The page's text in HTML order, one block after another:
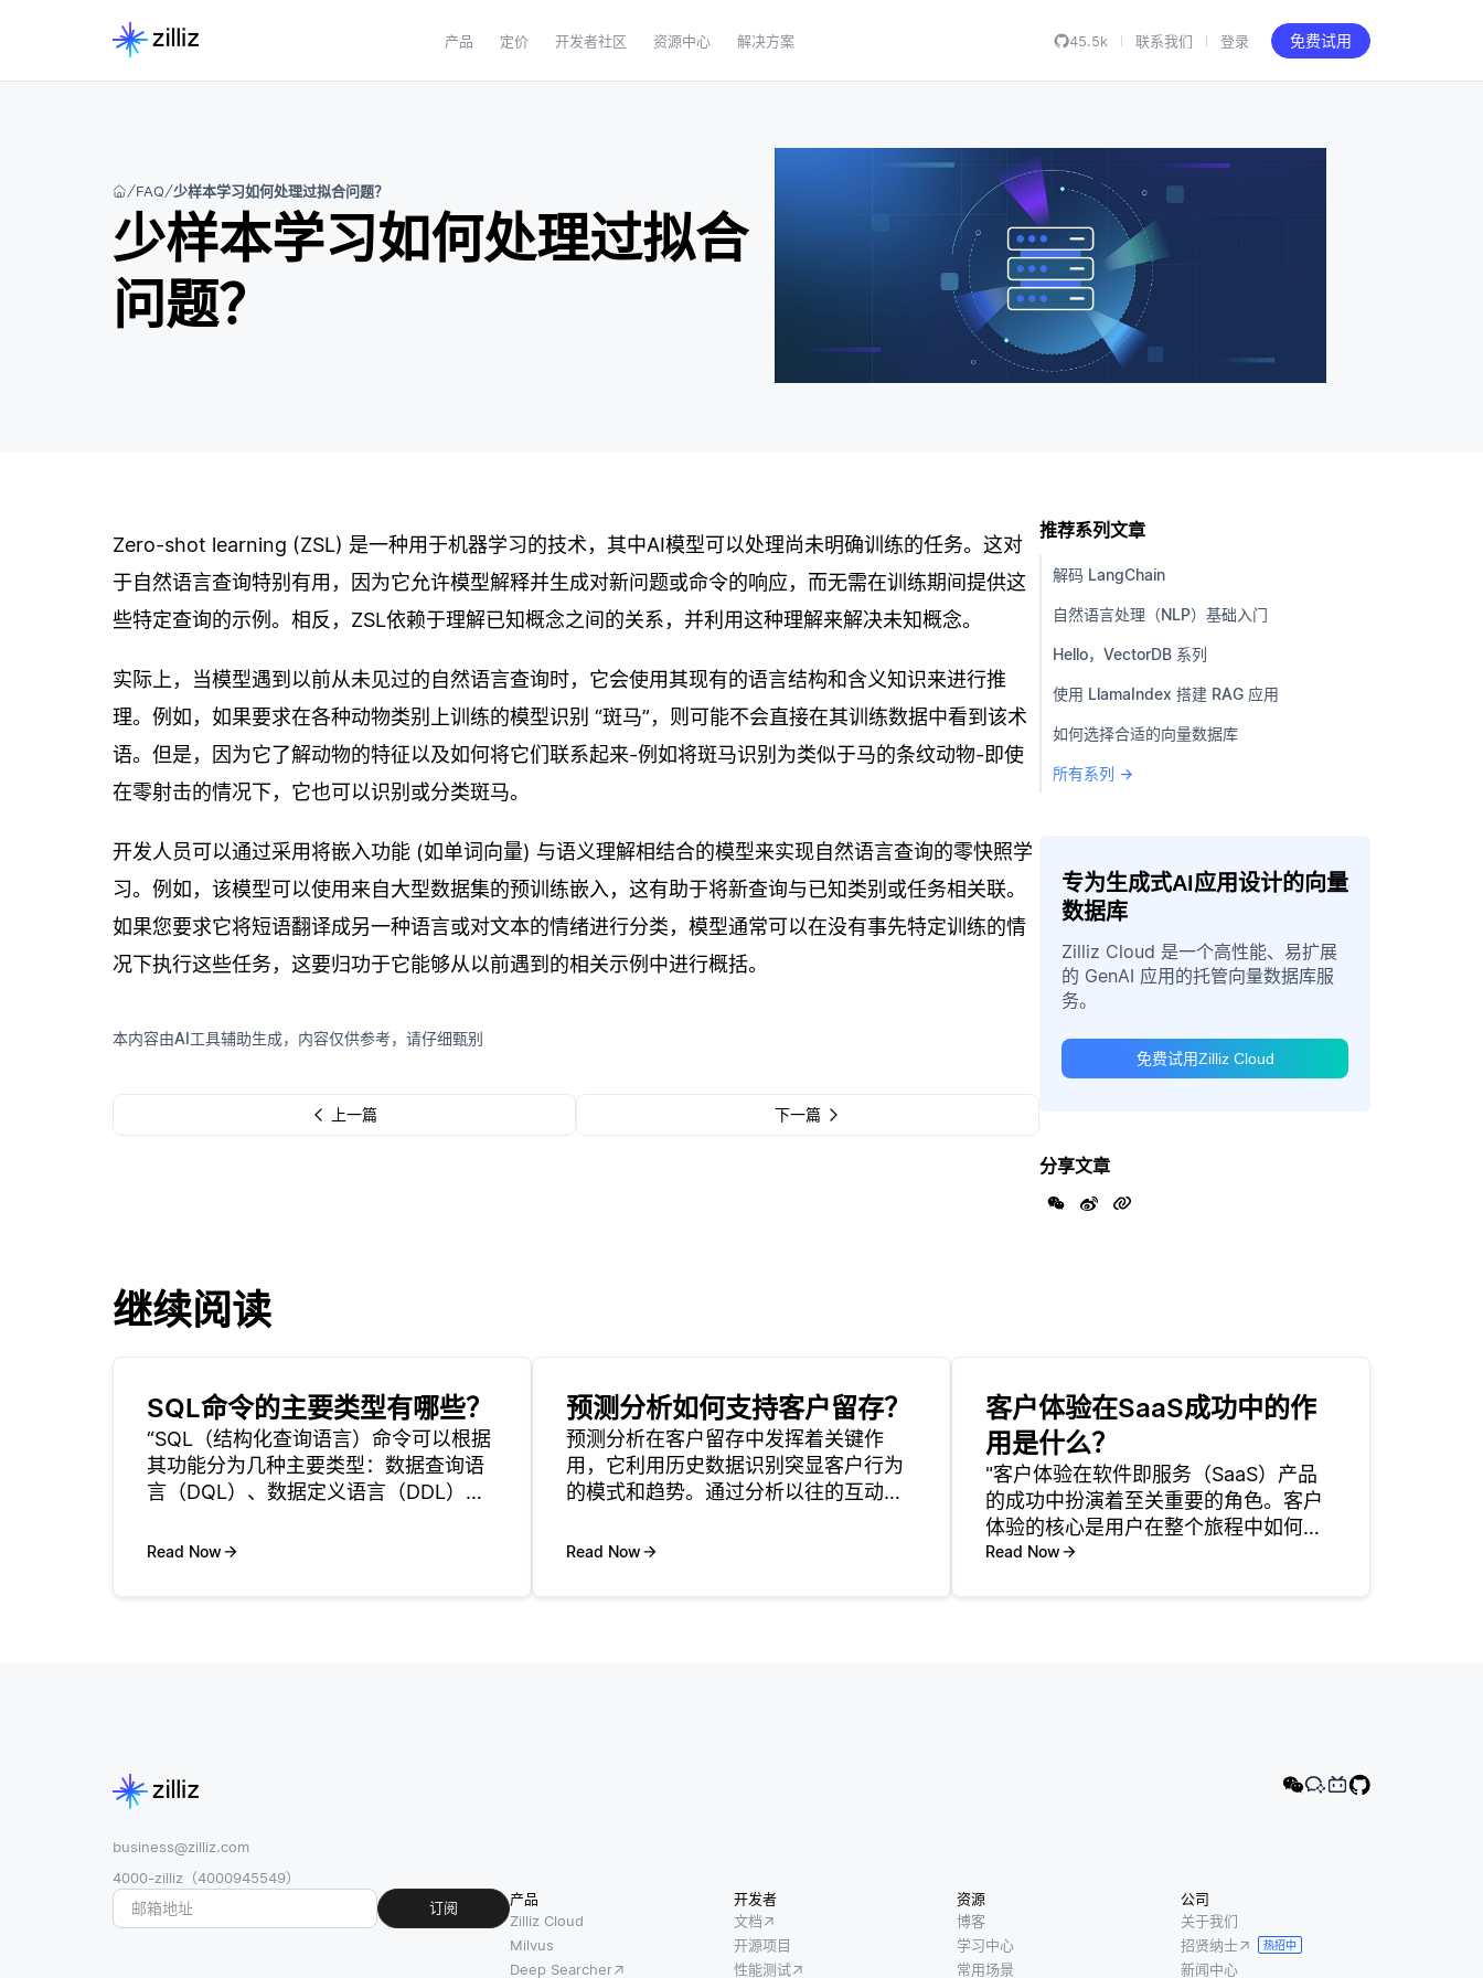
产品 定价 开发者社区 资源中心 解决方案 45.5k 联系我们 登录 免费试用
FAQ 少样本学习如何处理过拟合问题？
少样本学习如何处理过拟合
问题？
Zero-shot learning (ZSL) 是一种用于机器学习的技术，其中AI模型可以处理尚未明确训练的任务。这对
于自然语言查询特别有用，因为它允许模型解释并生成对新问题或命令的响应，而无需在训练期间提供这
些特定查询的示例。相反，ZSL依赖于理解已知概念之间的关系，并利用这种理解来解决未知概念。
实际上，当模型遇到以前从未见过的自然语言查询时，它会使用其现有的语言结构和含义知识来进行推
理。例如，如果要求在各种动物类别上训练的模型识别 “斑马”，则可能不会直接在其训练数据中看到该术
语。但是，因为它了解动物的特征以及如何将它们联系起来-例如将斑马识别为类似于马的条纹动物-即使
在零射击的情况下，它也可以识别或分类斑马。
开发人员可以通过采用将嵌入功能 (如单词向量) 与语义理解相结合的模型来实现自然语言查询的零快照学
习。例如，该模型可以使用来自大型数据集的预训练嵌入，这有助于将新查询与已知类别或任务相关联。
如果您要求它将短语翻译成另一种语言或对文本的情绪进行分类，模型通常可以在没有事先特定训练的情
况下执行这些任务，这要归功于它能够从以前遇到的相关示例中进行概括。
本内容由AI工具辅助生成，内容仅供参考，请仔细甄别
上一篇 下一篇
推荐系列文章
解码 LangChain
自然语言处理（NLP）基础入门
Hello，VectorDB 系列
使用 LlamaIndex 搭建 RAG 应用
如何选择合适的向量数据库
所有系列 →
专为生成式AI应用设计的向量
数据库
Zilliz Cloud 是一个高性能、易扩展
的 GenAI 应用的托管向量数据库服
务。
免费试用Zilliz Cloud
分享文章
继续阅读
SQL命令的主要类型有哪些？
“SQL（结构化查询语言）命令可以根据
其功能分为几种主要类型：数据查询语
言（DQL）、数据定义语言（DDL）、
（DCL）。这些类别在管理和与数据库
Read Now
预测分析如何支持客户留存？
预测分析在客户留存中发挥着关键作
用，它利用历史数据识别突显客户行为
的模式和趋势。通过分析以往的互动、
些客户可能会停止使用他们的服务或产
Read Now
客户体验在SaaS成功中的作
用是什么？
"客户体验在软件即服务（SaaS）产品
的成功中扮演着至关重要的角色。客户
体验的核心是用户在整个旅程中如何感
知和与服务互动——从发现到入门、使
Read Now
business@zilliz.com
4000-zilliz（4000945549）
订阅
产品
Zilliz Cloud
Milvus
Deep Searcher
开发者
文档
开源项目
性能测试
资源
博客
学习中心
常用场景
公司
关于我们
招贤纳士
热招中
新闻中心